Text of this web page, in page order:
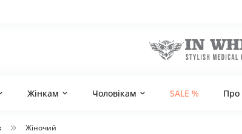
Жінкам Чоловікам SALE % Про
Жіночий